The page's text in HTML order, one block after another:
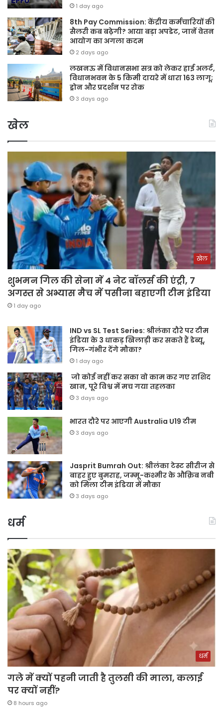
1 day ago
8th Pay Commission: केंद्रीय कर्मचारियों की
सैलरी कब बढ़ेगी? आया बड़ा अपडेट, जानें वेतन
आयोग का अगला कदम
2 days ago
लखनऊ में विधानसभा सत्र को लेकर हाई अलर्ट,
विधानभवन के 5 किमी दायरे में धारा 163 लागू;
ड्रोन और प्रदर्शन पर रोक
3 days ago
खेल
खेल
शुभमन गिल की सेना में 4 नेट बॉलर्स की एंट्री, 7
अगस्त से अभ्यास मैच में पसीना बहाएगी टीम इंडिया
1 day ago
IND vs SL Test Series: श्रीलंका दौरे पर टीम
इंडिया के 3 धाकड़ खिलाड़ी कर सकते हैं डेब्यू,
गिल-गंभीर देंगे मौका?
1 day ago
जो कोई नहीं कर सका वो काम कर गए राशिद
खान, पूरे विश्व में मच गया तहलका
3 days ago
भारत दौरे पर आएगी Australia U19 टीम
3 days ago
Jasprit Bumrah Out: श्रीलंका टेस्ट सीरीज से
बाहर हुए बुमराह, जम्मू-कश्मीर के औक़िब नबी
को मिला टीम इंडिया में मौका
3 days ago
धर्म
धर्म
गले में क्यों पहनी जाती है तुलसी की माला, कलाई
पर क्यों नहीं?
8 hours ago